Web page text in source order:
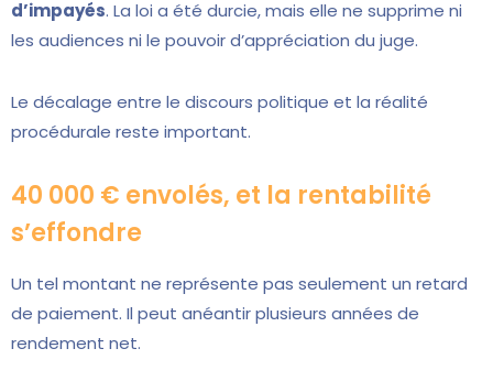
d’impayés. La loi a été durcie, mais elle ne supprime ni
les audiences ni le pouvoir d’appréciation du juge.
Le décalage entre le discours politique et la réalité
procédurale reste important.
40 000 € envolés, et la rentabilité
s’effondre
Un tel montant ne représente pas seulement un retard
de paiement. Il peut anéantir plusieurs années de
rendement net.